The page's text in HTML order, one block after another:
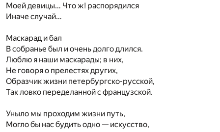
Моей девицы… Что ж! распорядился
Иначе случай…
Маскарад и бал
В собранье был и очень долго длился.
Люблю я наши маскарады; в них,
Не говоря о прелестях других,
Образчик жизни петербургско-русской,
Так ловко переделанной с французской.
Уныло мы проходим жизни путь,
Могло бы нас будить одно — искусство,